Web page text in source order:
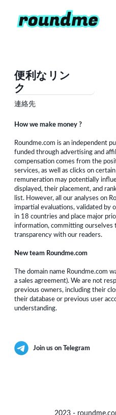
便利なリン
ク
連絡先
How we make money ?
Roundme.com is an independent
funded through advertising and
compensation comes from the
services, as well as clicks on
remuneration may potentially
displayed, their placement, and
list. However, all our analyses on
impartial evaluations, validated by
in 18 countries and place major
information, committing ourselves
transparency with our readers.
New team Roundme.com
The domain name Roundme.com
a sales agreement). We are not
previous owners, including their
their database or previous user
understanding.
Join us on Telegram